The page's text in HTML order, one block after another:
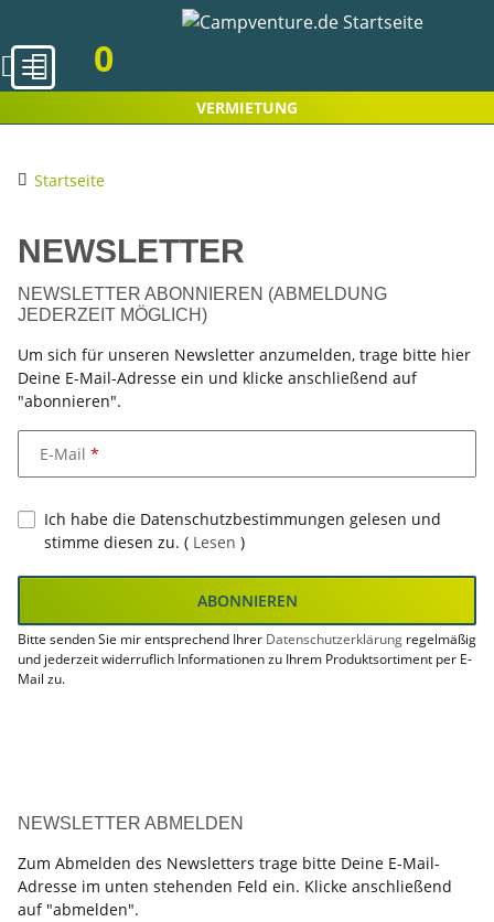
0
VERMIETUNG
Startseite
NEWSLETTER
NEWSLETTER ABONNIEREN (ABMELDUNG
JEDERZEIT MÖGLICH)
Um sich für unseren Newsletter anzumelden, trage bitte hier
Deine E-Mail-Adresse ein und klicke anschließend auf
"abonnieren".
E-Mail
Ich habe die Datenschutzbestimmungen gelesen und
stimme diesen zu. ( Lesen )
ABONNIEREN
Bitte senden Sie mir entsprechend Ihrer Datenschutzerklärung regelmäßig
und jederzeit widerruflich Informationen zu Ihrem Produktsortiment per E-
Mail zu.
NEWSLETTER ABMELDEN
Zum Abmelden des Newsletters trage bitte Deine E-Mail-
Adresse im unten stehenden Feld ein. Klicke anschließend
auf "abmelden".